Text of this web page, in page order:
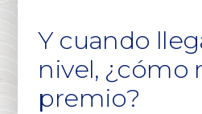
Y cuando
nivel, ¿cómo
premio?